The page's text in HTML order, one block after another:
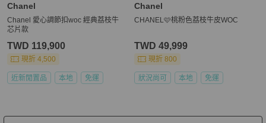
Chanel
Chanel 愛心調節扣woc 經典荔枝牛
芯片款
TWD 119,900
現折 4,500
近新閒置品 本地 免運
Chanel
CHANEL🩷桃粉色荔枝牛皮WOC
TWD 49,999
現折 800
狀況尚可 本地 免運